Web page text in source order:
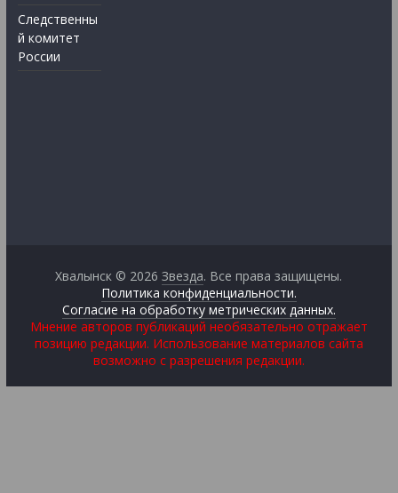
Следственны
й комитет
России
Хвалынск © 2026Звезда. Все права защищены.
Политика конфиденциальности.
Согласие на обработку метрических данных.
Мнение авторов публикаций необязательно отражает
позицию редакции. Использование материалов сайта
возможно с разрешения редакции.